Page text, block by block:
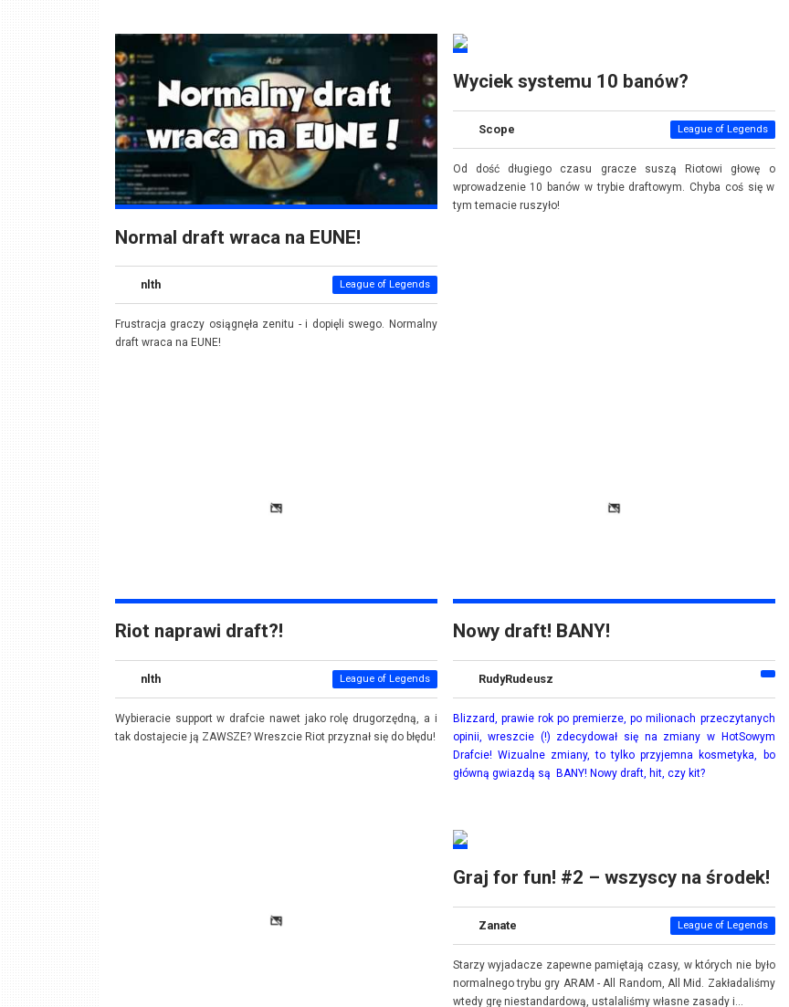
Normal draft wraca na EUNE!
nlth League of Legends
Frustracja graczy osiągnęła zenitu - i dopięli swego. Normalny
draft wraca na EUNE!
Wyciek systemu 10 banów?
Scope League of Legends
Od dość długiego czasu gracze suszą Riotowi głowę o
wprowadzenie 10 banów w trybie draftowym. Chyba coś się w
tym temacie ruszyło!
Riot naprawi draft?!
nlth League of Legends
Wybieracie support w drafcie nawet jako rolę drugorzędną, a i
tak dostajecie ją ZAWSZE? Wreszcie Riot przyznał się do błędu!
Nowy draft! BANY!
RudyRudeusz
Blizzard, prawie rok po premierze, po milionach przeczytanych
opinii, wreszcie (!) zdecydował się na zmiany w HotSowym
Drafcie! Wizualne zmiany, to tylko przyjemna kosmetyka, bo
główną gwiazdą są BANY! Nowy draft, hit, czy kit?
Graj for fun! #2 – wszyscy na środek!
Zanate League of Legends
Starzy wyjadacze zapewne pamiętają czasy, w których nie było
normalnego trybu gry ARAM - All Random, All Mid. Zakładaliśmy
wtedy grę niestandardową, ustalaliśmy własne zasady i...